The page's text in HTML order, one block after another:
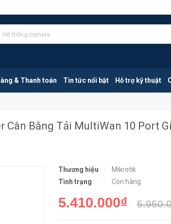
& Thanh toán Tin tức nổi bật Hỗ trợ kỹ thuật
Cân Bằng Tải MultiWan 10 Port
Thương hiệu
Mikrotik
Tình trạng
Còn hàng
5.410.000₫